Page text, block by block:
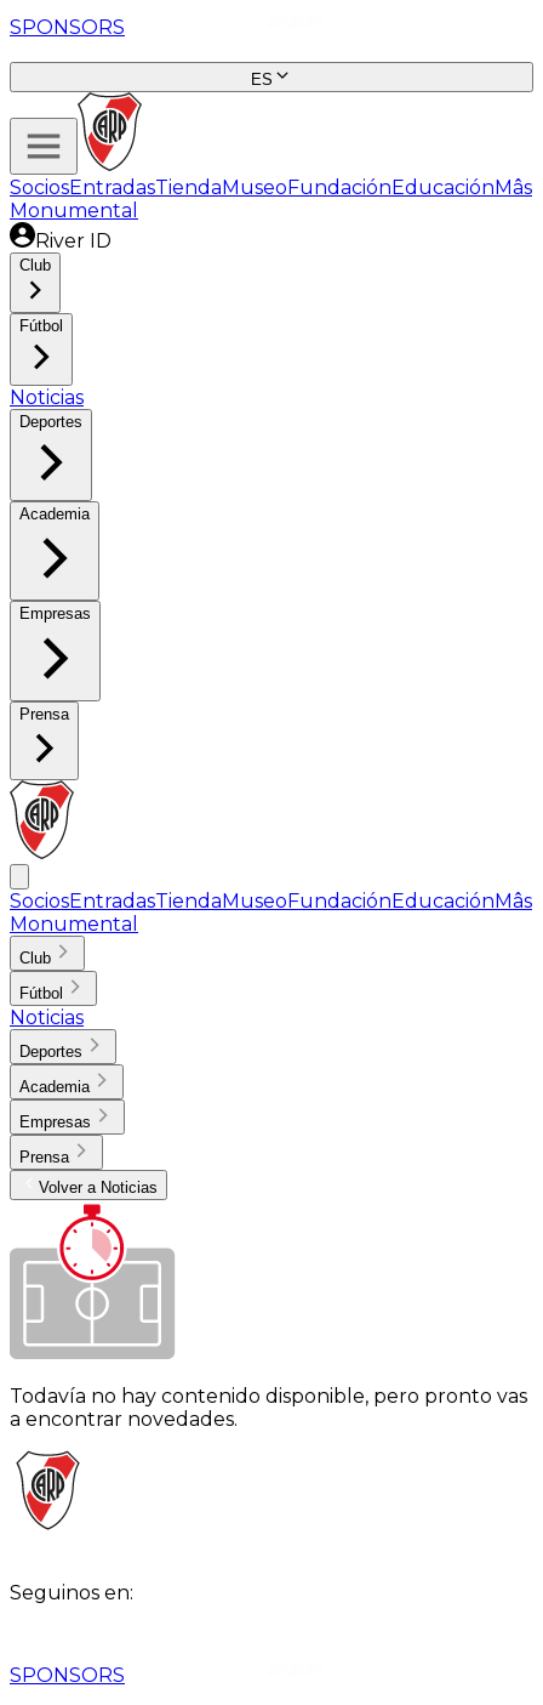
SPONSORS
ES
SociosEntradasTiendaMuseoFundaciónEducaciónMâs
Monumental
River ID
Club
Fútbol
Noticias
Deportes
Academia
Empresas
Prensa
SociosEntradasTiendaMuseoFundaciónEducaciónMâs
Monumental
Club
Fútbol
Noticias
Deportes
Academia
Empresas
Prensa
Volver a Noticias
Todavía no hay contenido disponible, pero pronto vas
a encontrar novedades.
Seguinos en:
SPONSORS